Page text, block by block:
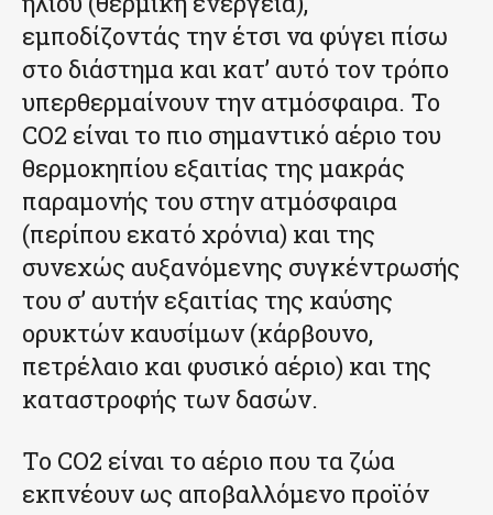
εμποδίζοντάς την έτσι να φύγει πίσω
στο διάστημα και κατ’ αυτό τον τρόπο
υπερθερμαίνουν την ατμόσφαιρα. Το
CO2 είναι το πιο σημαντικό αέριο του
θερμοκηπίου εξαιτίας της μακράς
παραμονής του στην ατμόσφαιρα
(περίπου εκατό χρόνια) και της
συνεχώς αυξανόμενης συγκέντρωσής
του σ’ αυτήν εξαιτίας της καύσης
ορυκτών καυσίμων (κάρβουνο,
πετρέλαιο και φυσικό αέριο) και της
καταστροφής των δασών.
Το CO2 είναι το αέριο που τα ζώα
εκπνέουν ως αποβαλλόμενο προϊόν